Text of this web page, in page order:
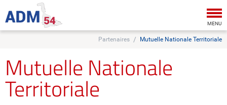
MENU
Partenaires Mutuelle Nationale Territoriale
Mutuelle Nationale
Territoriale